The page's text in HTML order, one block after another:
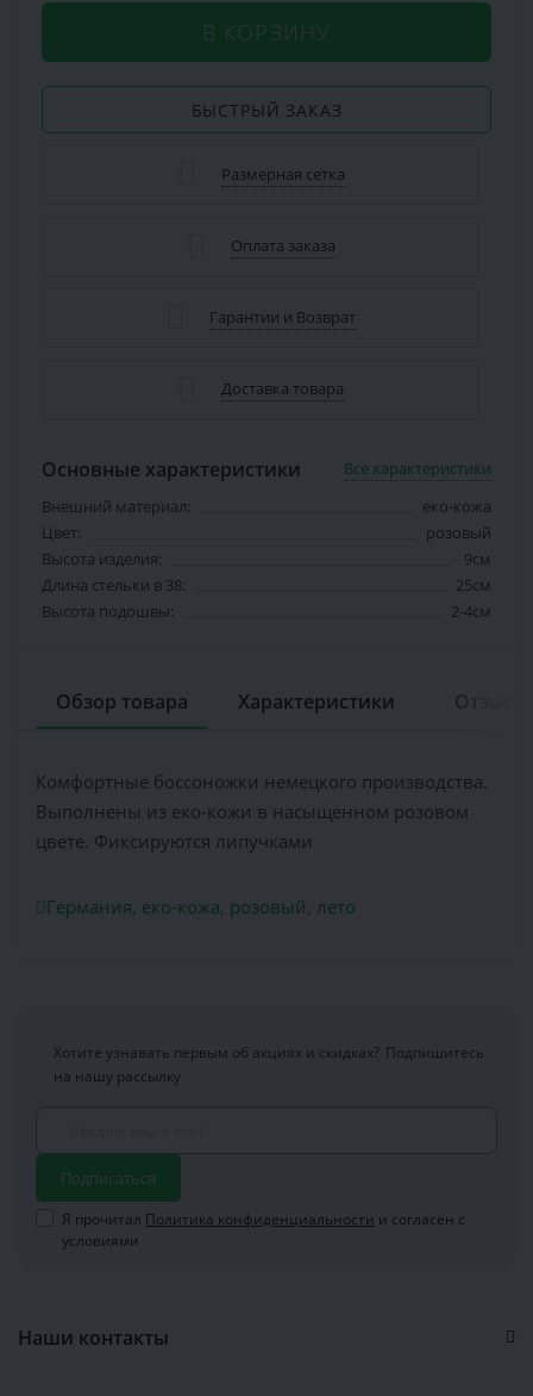
В КОРЗИНУ
БЫСТРЫЙ ЗАКАЗ
Размерная сетка
Оплата заказа
Гарантии и Возврат
Доставка товара
Основные характеристики
Все характеристики
Внешний материал:
еко-кожа
Цвет:
розовый
Высота изделия:
9см
Длина стельки в 38:
25см
Высота подошвы:
2-4см
Обзор товара Характеристики
Комфортные боссоножки немецкого производства.
Выполнены из еко-кожи в насыщенном розовом
цвете. Фиксируются липучками
Германия, еко-кожа, розовый, лето
Хотите узнавать первым об акциях и скидках? Подпишитесь
на нашу рассылку
Подписаться
Я прочитал Политика конфиденциальности и согласен с
условиями
Наши контакты